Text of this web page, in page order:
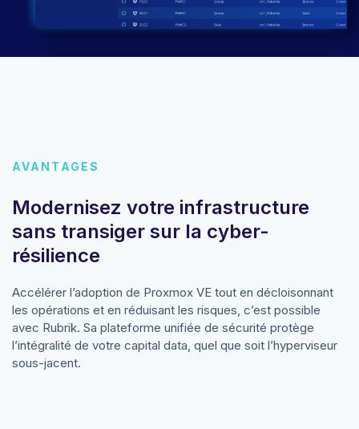
AVANTAGES
Modernisez votre infrastructure
sans transiger sur la cyber-
résilience
Accélérer l’adoption de Proxmox VE tout en décloisonnant
les opérations et en réduisant les risques, c’est possible
avec Rubrik. Sa plateforme unifiée de sécurité protège
l’intégralité de votre capital data, quel que soit l’hyperviseur
sous-jacent.